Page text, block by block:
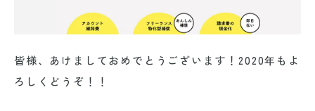
皆様、あけましておめでとうございます！2020年もよ
ろしくどうぞ！！